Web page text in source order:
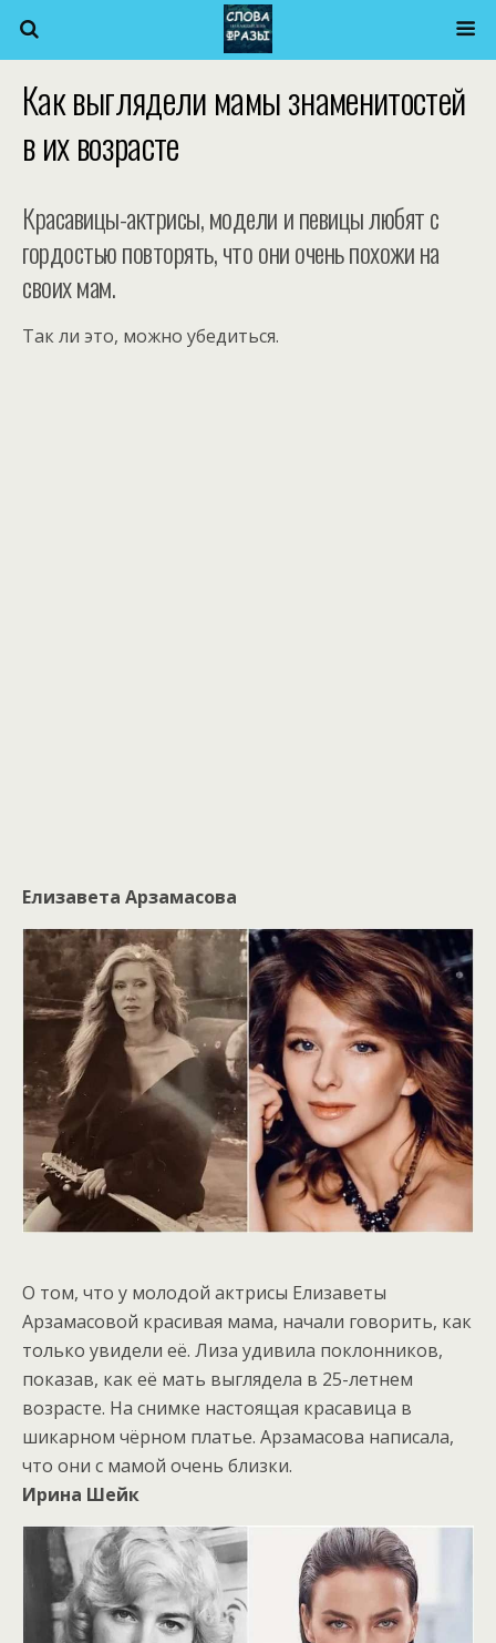
Как выглядели мамы знаменитостей
в их возрасте
Красавицы-актрисы, модели и певицы любят с
гордостью повторять, что они очень похожи на
своих мам.
Так ли это, можно убедиться.
Елизавета Арзамасова
О том, что у молодой актрисы Елизаветы
Арзамасовой красивая мама, начали говорить, как
только увидели её. Лиза удивила поклонников,
показав, как её мать выглядела в 25-летнем
возрасте. На снимке настоящая красавица в
шикарном чёрном платье. Арзамасова написала,
что они с мамой очень близки.
Ирина Шейк